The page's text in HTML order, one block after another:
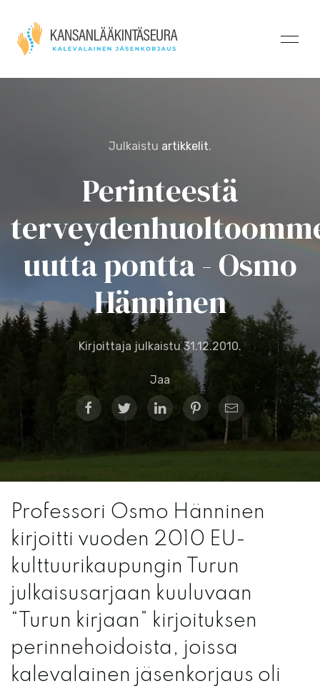
Julkaistu artikkelit.
Perinteestä
uutta pontta - Osmo
Hänninen
Kirjoittaja julkaistu31.12.2010.
Jaa
Professori Osmo Hänninen
kirjoitti vuoden 2010 EU-
kulttuurikaupungin Turun
julkaisusarjaan kuuluvaan
“Turun kirjaan” kirjoituksen
perinnehoidoista, joissa
kalevalainen jäsenkorjaus oli